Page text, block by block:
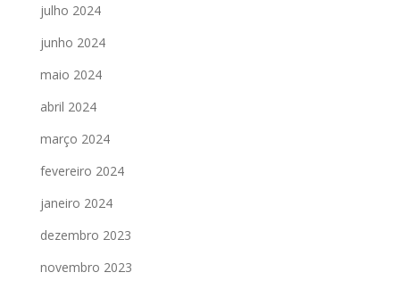
julho 2024
junho 2024
maio 2024
abril 2024
março 2024
fevereiro 2024
janeiro 2024
dezembro 2023
novembro 2023